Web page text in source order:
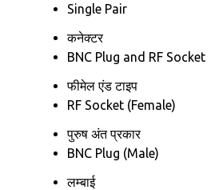
Single Pair
कनेक्टर
BNC Plug and RF Socket
फीमेल एंड टाइप
RF Socket (Female)
पुरुष अंत प्रकार
BNC Plug (Male)
लम्बाई